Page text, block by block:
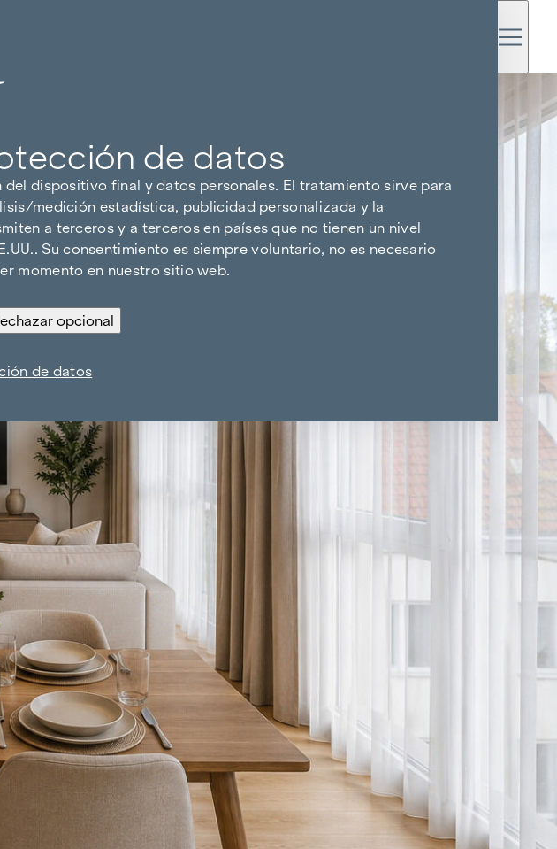
de datos
dispositivo final y datos personales. El tratamiento sirve para
medición estadística, publicidad personalizada y la
a terceros y a terceros en países que no tienen un nivel
Su consentimiento es siempre voluntario, no es necesario
momento en nuestro sitio web.
opcional
de datos